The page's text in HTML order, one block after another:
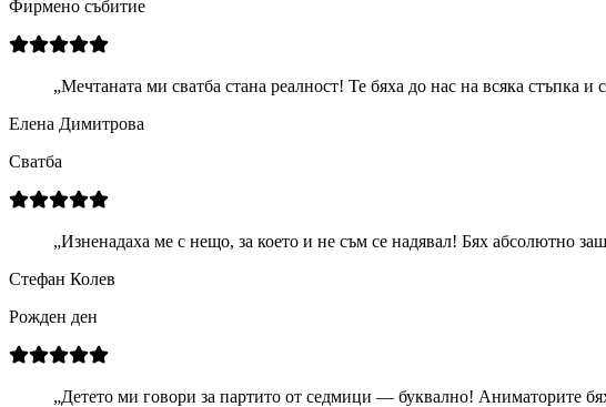
Фирмено събитие
„Мечтаната ми сватба стана реалност! Те бяха до нас на всяка стъпка
Елена Димитрова
Сватба
„Изненадаха ме с нещо, за което и не съм се надявал! Бях абсолютно
Стефан Колев
Рожден ден
„Детето ми говори за партито от седмици — буквално! Аниматорите